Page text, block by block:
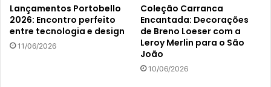
Lançamentos Portobello
2026: Encontro perfeito
entre tecnologia e design
11/06/2026
Coleção Carranca
Encantada: Decorações
de Breno Loeser com a
Leroy Merlin para o São
João
10/06/2026